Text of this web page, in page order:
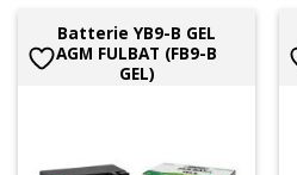
Batterie YB9-B GEL
AGM FULBAT (FB9-B
GEL)